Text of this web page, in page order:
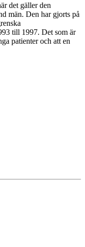
det gäller den
män. Den har gjorts på
till 1997. Det som är
patienter och att en